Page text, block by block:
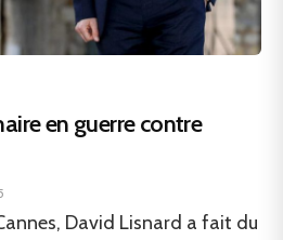
en guerre contre
David Lisnard a fait du